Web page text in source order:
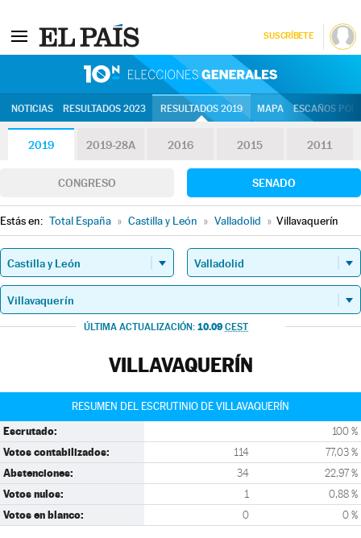
SUSCRÍBETE
NOTICIAS RESULTADOS 2023 RESULTADOS 2019 MAPA ESCAÑOS
2019 2019-28A 2016 2015 2011
CONGRESO SENADO
Estás en: Total España » Castilla y León » Valladolid » Villavaquerín
ÚLTIMA ACTUALIZACIÓN: 10.09 CEST
VILLAVAQUERÍN
RESUMEN DEL ESCRUTINIO DE VILLAVAQUERÍN
Escrutado: 100 %
Votos contabilizados: 114 77,03 %
Abstenciones: 34 22,97 %
Votos nulos: 1 0,88 %
Votos en blanco: 0 0 %